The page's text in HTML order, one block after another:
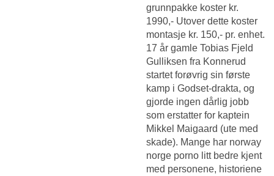
grunnpakke koster kr.
1990,- Utover dette koster
montasje kr. 150,- pr. enhet.
17 år gamle Tobias Fjeld
Gulliksen fra Konnerud
startet forøvrig sin første
kamp i Godset-drakta, og
gjorde ingen dårlig jobb
som erstatter for kaptein
Mikkel Maigaard (ute med
skade). Mange har norway
norge porno litt bedre kjent
med personene, historiene